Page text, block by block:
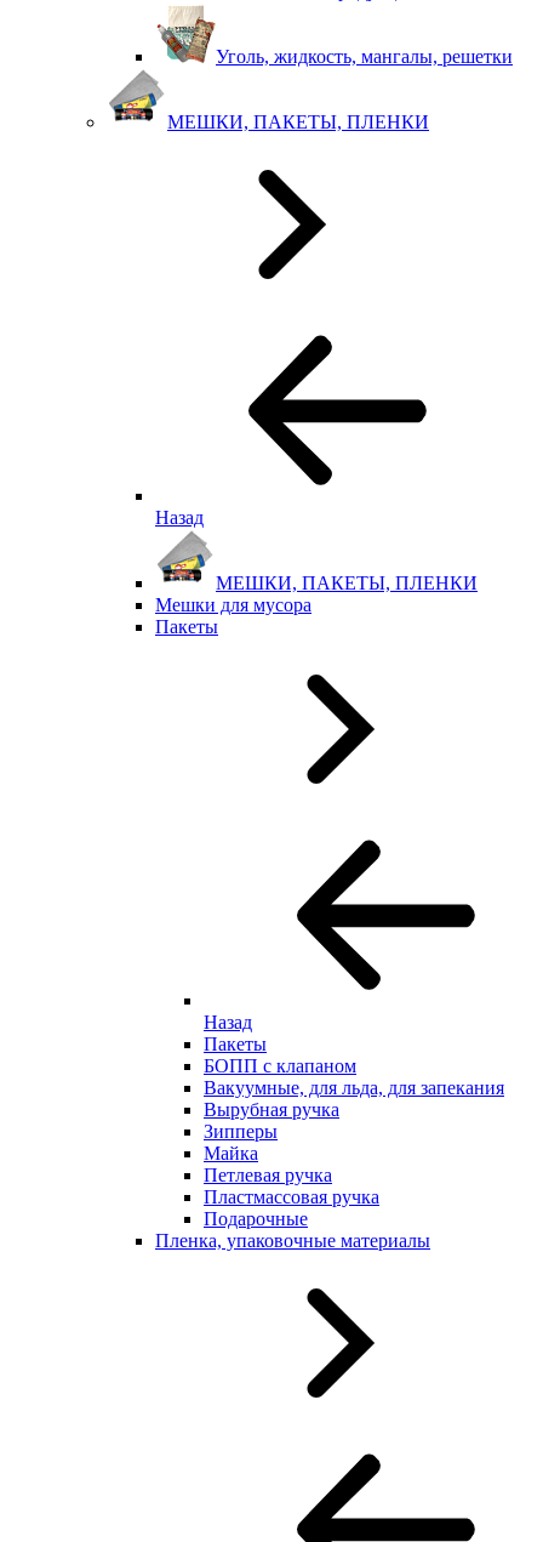
Уголь, жидкость, мангалы, решетки
МЕШКИ, ПАКЕТЫ, ПЛЕНКИ
Назад
МЕШКИ, ПАКЕТЫ, ПЛЕНКИ
Мешки для мусора
Пакеты
Назад
Пакеты
БОПП с клапаном
Вакуумные, для льда, для запекания
Вырубная ручка
Зипперы
Майка
Петлевая ручка
Пластмассовая ручка
Подарочные
Пленка, упаковочные материалы